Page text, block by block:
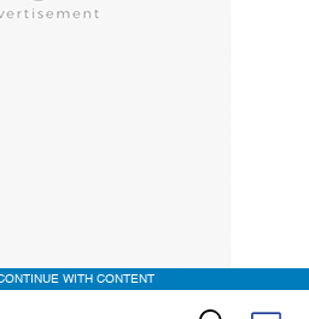
WITH CONTENT